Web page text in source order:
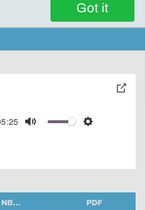
Got it
Mute Settings
toggle
NB… PDF